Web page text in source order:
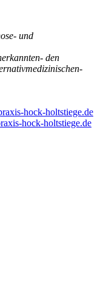
und
den
hock-holtstiege.de
hock-holtstiege.de